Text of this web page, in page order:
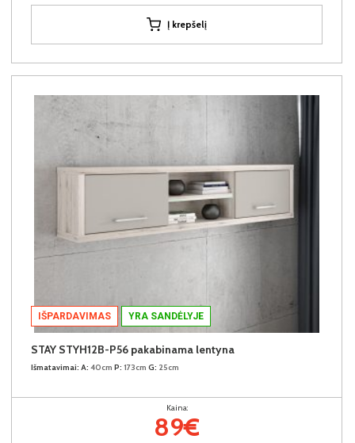
Į krepšelį
IŠPARDAVIMAS YRA SANDĖLYJE
STAY STYH12B-P56 pakabinama lentyna
Išmatavimai: A: 40cm P: 173cm G: 25cm
Kaina:
89€